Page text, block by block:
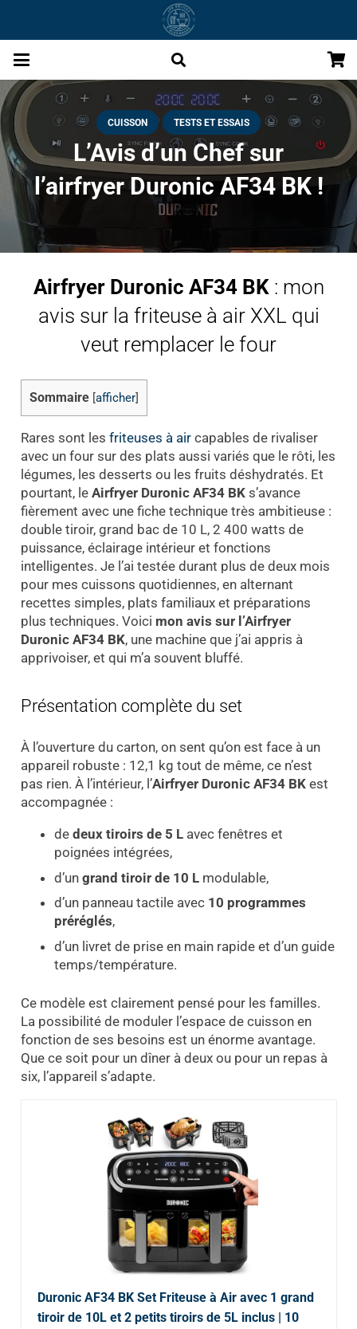
CUISSON TESTS ET ESSAIS
L’Avis d’un Chef sur
l’airfryer Duronic AF34 BK !
Airfryer Duronic AF34 BK: mon
avis sur la friteuse à air XXL qui
veut remplacer le four
Sommaire afficher]
Rares sont les friteuses à aircapables de rivaliser
avec un four sur des plats aussi variés que le rôti, les
légumes, les desserts ou les fruits déshydratés. Et
pourtant, le Airfryer Duronic AF34 BKs’avance
fièrement avec une fiche technique très ambitieuse :
double tiroir, grand bac de 10 L, 2 400 watts de
puissance, éclairage intérieur et fonctions
intelligentes. Je l’ai testée durant plus de deux mois
pour mes cuissons quotidiennes, en alternant
recettes simples, plats familiaux et préparations
plus techniques. Voici mon avis sur l’Airfryer
Duronic AF34 BK, une machine que j’ai appris à
apprivoiser, et qui m’a souvent bluffé.
Présentation complète du set
À l’ouverture du carton, on sent qu’on est face à un
appareil robuste : 12,1 kg tout de même, ce n’est
pas rien. À l’intérieur, l’Airfryer Duronic AF34 BKest
accompagnée :
de deux tiroirs de 5 L avec fenêtres et
poignées intégrées,
d’un grand tiroir de 10 L modulable,
d’un panneau tactile avec 10 programmes
préréglés,
d’un livret de prise en main rapide et d’un guide
temps/température.
Ce modèle est clairement pensé pour les familles.
La possibilité de moduler l’espace de cuisson en
fonction de ses besoins est un énorme avantage.
Que ce soit pour un dîner à deux ou pour un repas à
six, l’appareil s’adapte.
Duronic AF34 BK Set Friteuse à Air avec 1 grand
tiroir de 10L et 2 petits tiroirs de 5L inclus | 10